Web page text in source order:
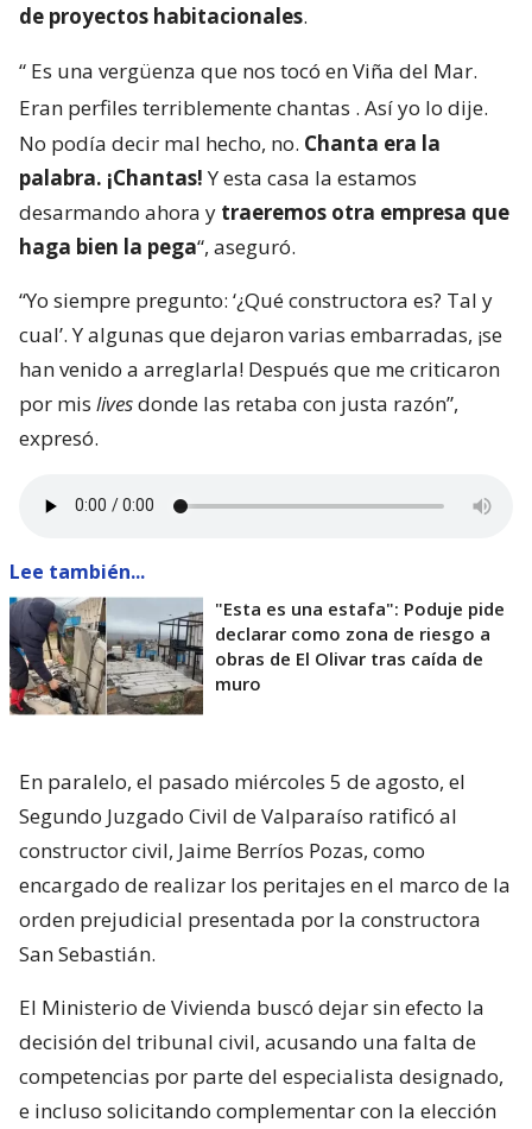
de proyectos habitacionales.
“ Es una vergüenza que nos tocó en Viña del Mar.
Eran perfiles terriblemente chantas . Así yo lo dije.
No podía decir mal hecho, no. Chanta era la
palabra. ¡Chantas!Y esta casa la estamos
desarmando ahora y traeremos otra empresa que
haga bien la pega“, aseguró.
“Yo siempre pregunto: ‘¿Qué constructora es? Tal y
cual’. Y algunas que dejaron varias embarradas, ¡se
han venido a arreglarla! Después que me criticaron
por mis livesdonde las retaba con justa razón”,
expresó.
Lee también...
"Esta es una estafa": Poduje pide
declarar como zona de riesgo a
obras de El Olivar tras caída de
muro
En paralelo, el pasado miércoles 5 de agosto, el
Segundo Juzgado Civil de Valparaíso ratificó al
constructor civil, Jaime Berríos Pozas, como
encargado de realizar los peritajes en el marco de la
orden prejudicial presentada por la constructora
San Sebastián.
El Ministerio de Vivienda buscó dejar sin efecto la
decisión del tribunal civil, acusando una falta de
competencias por parte del especialista designado,
e incluso solicitando complementar con la elección